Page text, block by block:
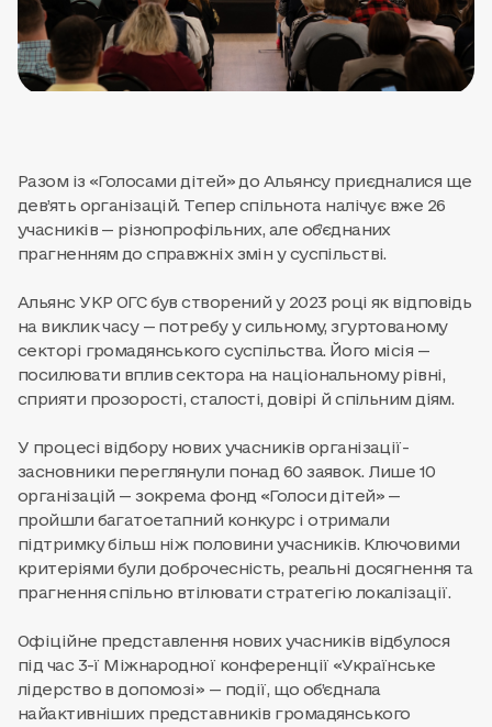
Разом із «Голосами дітей» до Альянсу приєдналися ще
дев’ять організацій. Тепер спільнота налічує вже 26
учасників — різнопрофільних, але об’єднаних
прагненням до справжніх змін у суспільстві.
Альянс УКР ОГС був створений у 2023 році як відповідь
на виклик часу — потребу у сильному, згуртованому
секторі громадянського суспільства. Його місія —
посилювати вплив сектора на національному рівні,
сприяти прозорості, сталості, довірі й спільним діям.
У процесі відбору нових учасників організації-
засновники переглянули понад 60 заявок. Лише 10
організацій — зокрема фонд «Голоси дітей» —
пройшли багатоетапний конкурс і отримали
підтримку більш ніж половини учасників. Ключовими
критеріями були доброчесність, реальні досягнення та
прагнення спільно втілювати стратегію локалізації.
Офіційне представлення нових учасників відбулося
під час 3-ї Міжнародної конференції «Українське
лідерство в допомозі» — події, що об’єднала
найактивніших представників громадянського